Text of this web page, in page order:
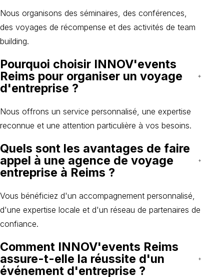
Nous organisons des séminaires, des conférences,
des voyages de récompense et des activités de team
building.
Pourquoi choisir INNOV'events
Reims pour organiser un voyage
d'entreprise ?
Nous offrons un service personnalisé, une expertise
reconnue et une attention particulière à vos besoins.
Quels sont les avantages de faire
appel à une agence de voyage
entreprise à Reims ?
Vous bénéficiez d'un accompagnement personnalisé,
d'une expertise locale et d'un réseau de partenaires de
confiance.
Comment INNOV'events Reims
assure-t-elle la réussite d'un
événement d'entreprise ?